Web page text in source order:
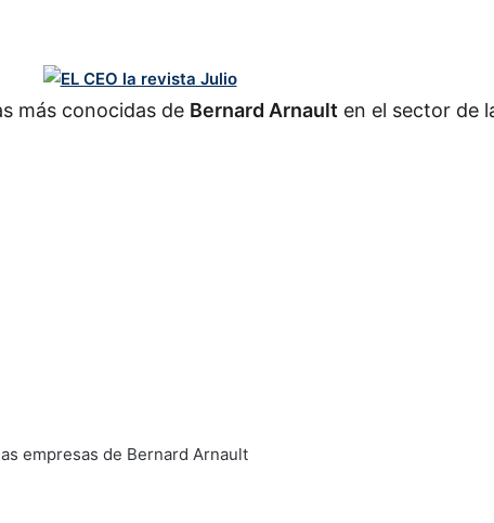
más conocidas de Bernard Arnault en el sector de